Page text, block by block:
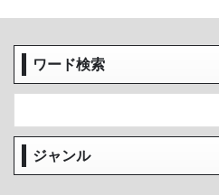
ワード検索
ジャンル